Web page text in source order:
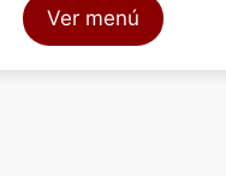
Ver menú